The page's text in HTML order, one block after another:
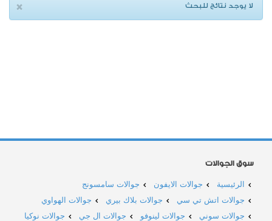
× لا يوجد نتائج للبحث
سوق الجوالات
الرئيسية جوالات الايفون
جوالات سامسونج
جوالات اتش تي سي
جوالات بلاك بيري
جوالات الهواوي
جوالات سوني
جوالات لينوفو جوالات ال جي
جوالات نوكيا